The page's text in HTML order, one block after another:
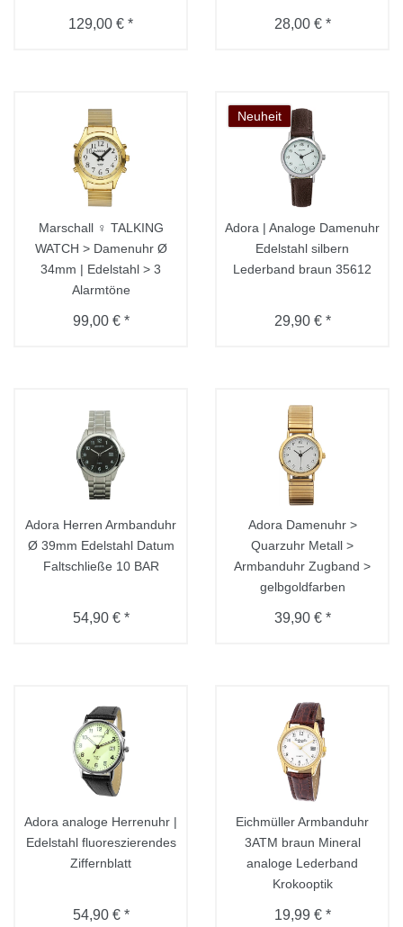
129,00 € * 28,00 € *
Marschall ♀ TALKING
WATCH > Damenuhr Ø
34mm | Edelstahl > 3
Alarmtöne
99,00 € *
Neuheit
Adora | Analoge Damenuhr
Edelstahl silbern
Lederband braun 35612
29,90 € *
Adora Herren Armbanduhr
Ø 39mm Edelstahl Datum
Faltschließe 10 BAR
54,90 € *
Adora Damenuhr >
Quarzuhr Metall >
Armbanduhr Zugband >
gelbgoldfarben
39,90 € *
Adora analoge Herrenuhr |
Edelstahl fluoreszierendes
Ziffernblatt
54,90 € *
Eichmüller Armbanduhr
3ATM braun Mineral
analoge Lederband
Krokooptik
19,99 € *